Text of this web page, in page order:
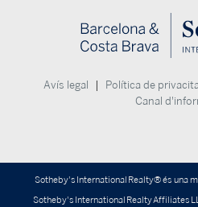
Avís legal Política de
Canal
Sotheby's International Realty® és una
Sotheby's International Realty Affiliates